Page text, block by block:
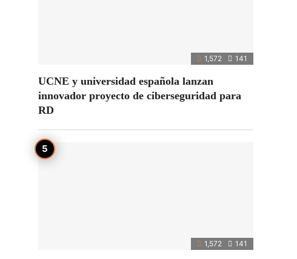
1,572 141
UCNE y universidad española lanzan
innovador proyecto de ciberseguridad para
RD
1,572 141